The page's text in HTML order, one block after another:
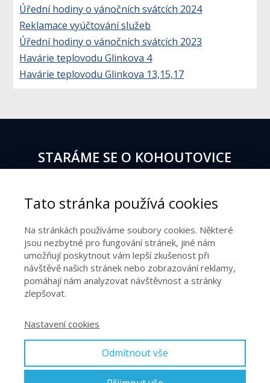
Úřední hodiny o vánočních svátcích 2024
Reklamace vyúčtování služeb
Úřední hodiny o vánočních svátcích 2023
Havárie teplovodu Glinkova 4
Havárie teplovodu Glinkova 13,15,17
STARÁME SE O KOHOUTOVICE
821/70, 623 00 Brno
IČ: 48910546, zapsáno v OR KS Brno, oddíl C, vložka
11462
Tel.:+420 533 555 098
E-mail:
Tato stránka používá cookies
Na stránkách používáme soubory cookies. Některé
jsou nezbytné pro fungování stránek, jiné nám
umožňují poskytnout vám lepší zkušenost při
návštěvě našich stránek nebo zobrazování reklamy,
pomáhají nám analyzovat návštěvnost a stránky
zlepšovat.
Nastavení cookies
Odmítnout vše